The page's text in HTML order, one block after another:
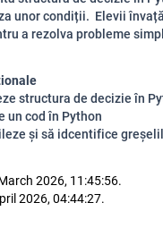
unor condiții. Elevii
a rezolva probleme
structura de decizie în
un cod în Python
și să idcentifice
2026, 11:45:56.
2026, 04:44:27.